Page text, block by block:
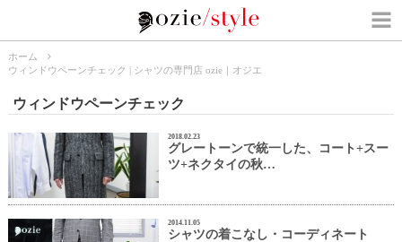
ホーム
ウィンドウペーンチェック | シャツの専門店 ozie｜オジエ
ウィンドウペーンチェック
2018.02.23
グレートーンで統一した、コート+スー
ツ+ネクタイの秋…
2014.11.05
シャツの着こなし・コーディネート